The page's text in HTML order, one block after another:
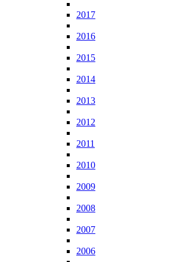
2017
2016
2015
2014
2013
2012
2011
2010
2009
2008
2007
2006